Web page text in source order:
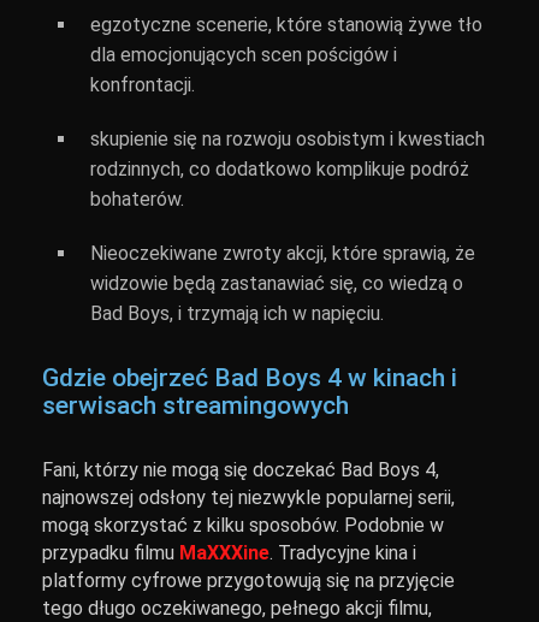
egzotyczne scenerie, które stanowią żywe tło
dla emocjonujących scen pościgów i
konfrontacji.
skupienie się na rozwoju osobistym i kwestiach
rodzinnych, co dodatkowo komplikuje podróż
bohaterów.
Nieoczekiwane zwroty akcji, które sprawią, że
widzowie będą zastanawiać się, co wiedzą o
Bad Boys, i trzymają ich w napięciu.
Gdzie obejrzeć Bad Boys 4 w kinach i
serwisach streamingowych
Fani, którzy nie mogą się doczekać Bad Boys 4,
najnowszej odsłony tej niezwykle popularnej serii,
mogą skorzystać z kilku sposobów. Podobnie w
przypadku filmu MaXXXine. Tradycyjne kina i
platformy cyfrowe przygotowują się na przyjęcie
tego długo oczekiwanego, pełnego akcji filmu,